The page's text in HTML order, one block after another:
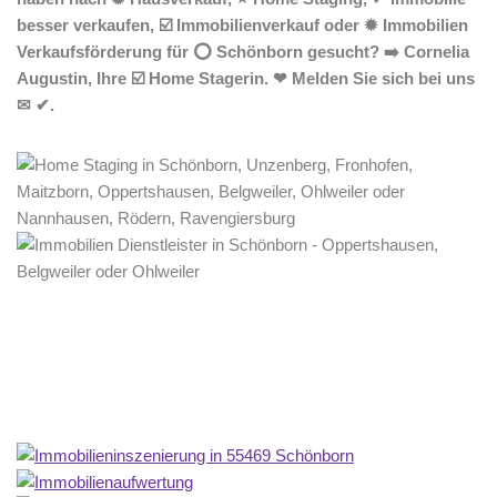
besser verkaufen, ☑️ Immobilienverkauf oder ✹ Immobilien
Verkaufsförderung für ⭕ Schönborn gesucht? ➡️ Cornelia
Augustin, Ihre ☑️ Home Stagerin. ❤ Melden Sie sich bei uns
✉ ✔.